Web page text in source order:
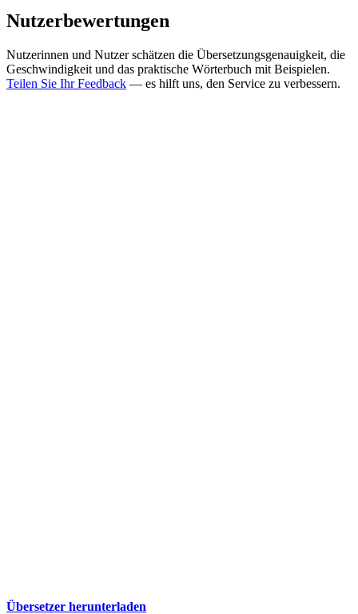
Nutzerbewertungen
Nutzerinnen und Nutzer schätzen die Übersetzungsgenauigkeit, die
Geschwindigkeit und das praktische Wörterbuch mit Beispielen.
Teilen Sie Ihr Feedback — es hilft uns, den Service zu verbessern.
Übersetzer herunterladen